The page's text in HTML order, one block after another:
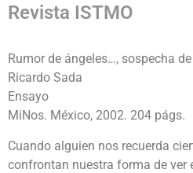
Revista ISTMO
Rumor de ángeles…, sospecha
Ricardo Sada
Ensayo
MiNos. México, 2002. 204 págs.
Cuando alguien nos recuerda
confrontan nuestra forma de ver